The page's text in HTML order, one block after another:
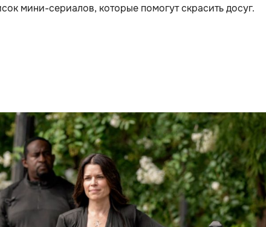
мини-сериалов, которые помогут скрасить досуг.